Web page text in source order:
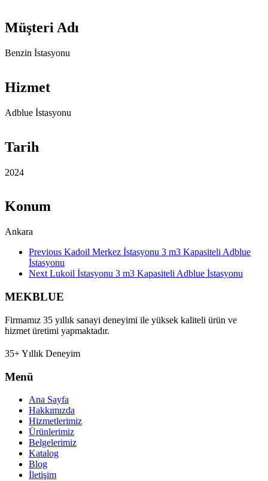
Müşteri Adı
Benzin İstasyonu
Hizmet
Adblue İstasyonu
Tarih
2024
Konum
Ankara
Previous Kadoil Merkez İstasyonu 3 m3 Kapasiteli Adblue
İstasyonu
NextLukoil İstasyonu 3 m3 Kapasiteli Adblue İstasyonu
MEKBLUE
Firmamız 35 yıllık sanayi deneyimi ile yüksek kaliteli ürün ve
hizmet üretimi yapmaktadır.
35+ Yıllık Deneyim
Menü
Ana Sayfa
Hakkımızda
Hizmetlerimiz
Ürünlerimiz
Belgelerimiz
Katalog
Blog
İletişim